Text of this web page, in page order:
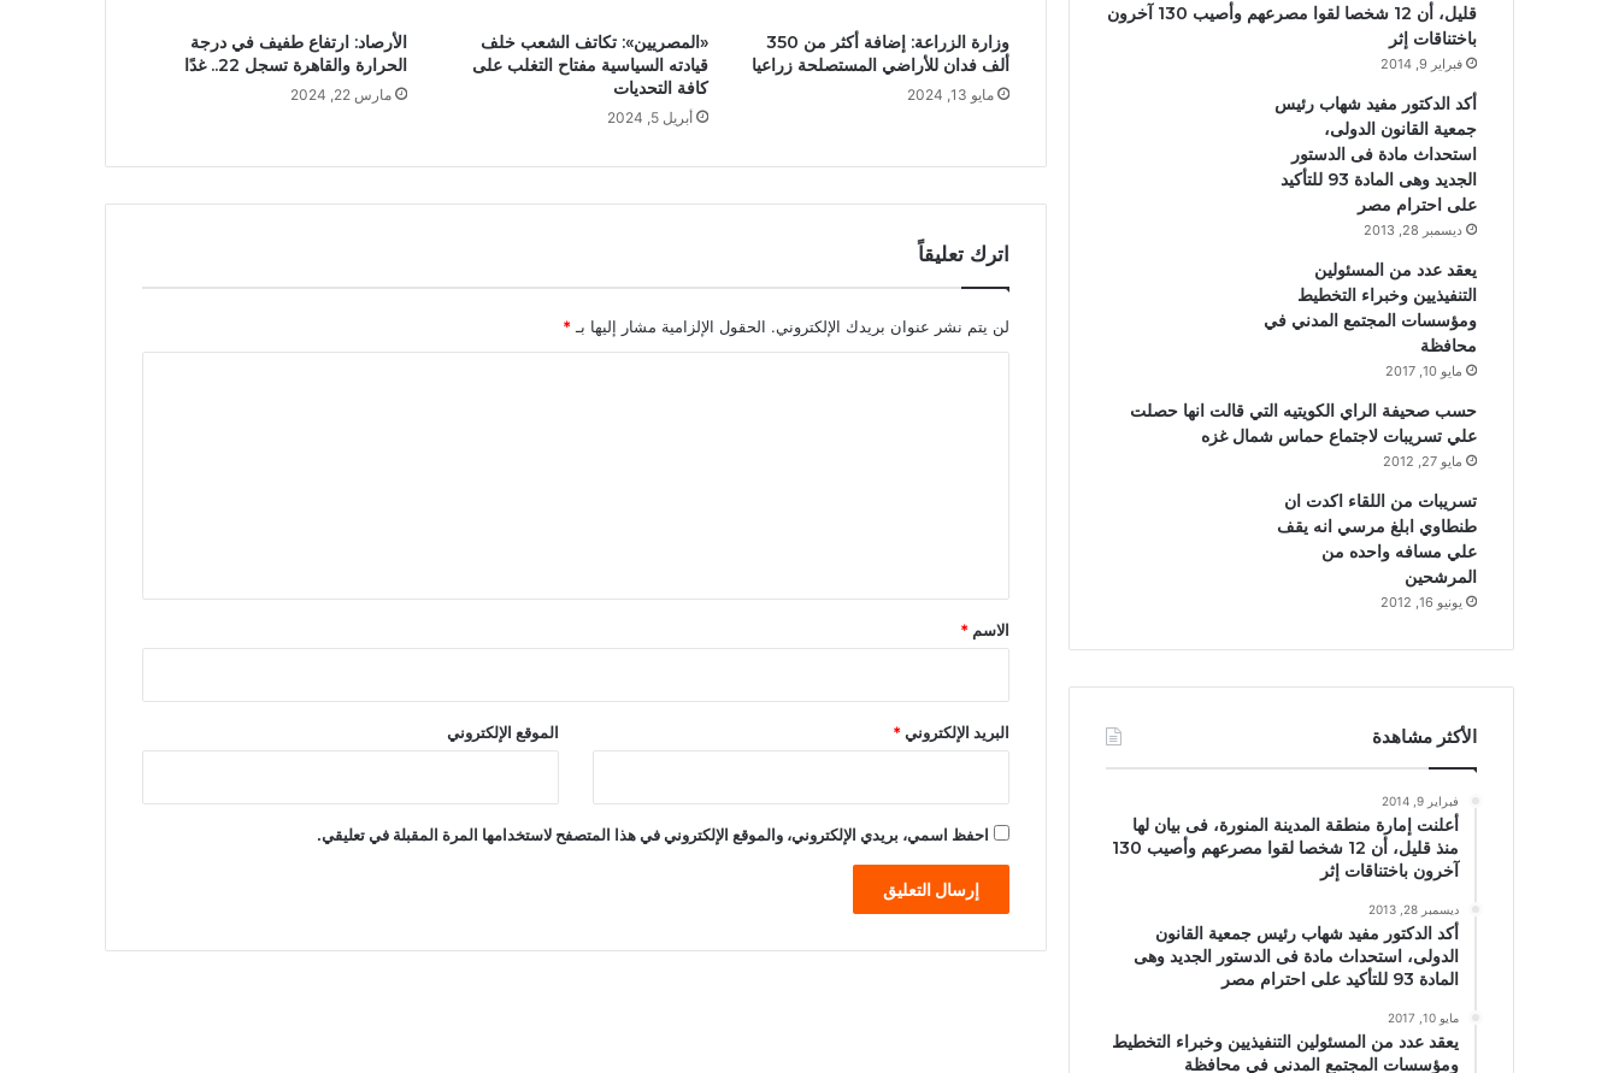
وزارة الزراعة: إضافة أكثر من 350
ألف فدان للأراضي المستصلحة زراعيا
مايو 13, 2024
«المصريين»: تكاتف الشعب خلف
قيادته السياسية مفتاح التغلب على
كافة التحديات
أبريل 5, 2024
الأرصاد: ارتفاع طفيف في درجة
الحرارة والقاهرة تسجل 22.. غدًا
مارس 22, 2024
اترك تعليقاً
لن يتم نشر عنوان بريدك الإلكتروني. الحقول الإلزامية مشار إليها بـ *
*
الاسم *
البريد الإلكتروني* الموقع الإلكتروني
احفظ اسمي، بريدي الإلكتروني، والموقع الإلكتروني في هذا المتصفح لاستخدامها المرة المقبلة في تعليقي.
قليل، أن 12 شخصا لقوا مصرعهم وأصيب 130 آخرون
باختناقات إثر
فبراير 9, 2014
أكد الدكتور مفيد شهاب رئيس
جمعية القانون الدولى،
استحداث مادة فى الدستور
الجديد وهى المادة 93 للتأكيد
على احترام مصر
ديسمبر 28, 2013
يعقد عدد من المسئولين
التنفيذيين وخبراء التخطيط
ومؤسسات المجتمع المدني في
محافظة
مايو 10, 2017
حسب صحيفة الراي الكويتيه التي قالت انها حصلت
علي تسريبات لاجتماع حماس شمال غزه
مايو 27, 2012
تسريبات من اللقاء اكدت ان
طنطاوي ابلغ مرسي انه يقف
علي مسافه واحده من
المرشحين
يونيو 16, 2012
الأكثر مشاهدة
فبراير 9, 2014
أعلنت إمارة منطقة المدينة المنورة، فى بيان لها
منذ قليل، أن 12 شخصا لقوا مصرعهم وأصيب 130
آخرون باختناقات إثر
ديسمبر 28, 2013
أكد الدكتور مفيد شهاب رئيس جمعية القانون
الدولى، استحداث مادة فى الدستور الجديد وهى
المادة 93 للتأكيد على احترام مصر
مايو 10, 2017
يعقد عدد من المسئولين التنفيذيين وخبراء التخطيط
ومؤسسات المجتمع المدني في محافظة